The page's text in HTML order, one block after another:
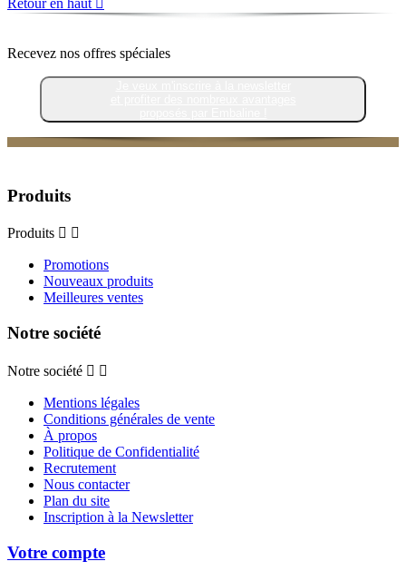
Recevez nos offres spéciales
Produits
Produits  
Promotions
Nouveaux produits
Meilleures ventes
Notre société
Notre société  
Mentions légales
Conditions générales de vente
À propos
Politique de Confidentialité
Recrutement
Nous contacter
Plan du site
Inscription à la Newsletter
Votre compte